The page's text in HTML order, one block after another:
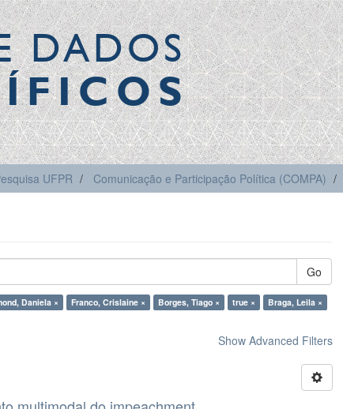
DADOS
UFPR Comunicação e Participação Política (COMPA)
Go
Daniela × Franco, Crislaine × Borges, Tiago × true ×
Braga, Leila ×
Show Advanced Filters